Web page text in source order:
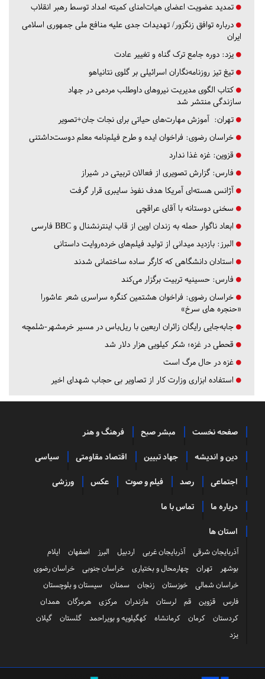
تمدید عضویت اعضای هیات‌امنای کمیته امداد توسط رهبر انقلاب
درباره توافق زنگزور/ تهدیدات جدی علیه منافع ملی جمهوری اسلامی
ایران
یزد: دوره جامع ترک گناه و تغییر عادت
تیغ تیز روزنامه‌نگاران اسرائیلی بر گلوی نتانیاهو
کتاب الگوی مدیریت نیروهای داوطلب مردمی در جهاد
سازندگی منتشر شد
تهران: آموزش مهارت‌های حیاتی برای نجات جان+تصویر
خراسان رضوی: فراخوان ایده و طرح فیلم‌نامه معلم دوست‌داشتنی
قزوین: غزه غذا ندارد
فارس: گزارش تصویری از فعالان تربیتی در شیراز
آژانس هسته‌ای آمریکا هدف نفوذ سایبری قرار گرفت
سخنی دوستانه با آقای عراقچی
ابعاد ناگوار حمله به زندان اوین از قاب اینترنشنال و BBC فارسی
البرز: بازدید میدانی از تولید فیلم‌های خرده‌روایت داستانی
استادان دانشگاهی که کارگر ساده ساختمانی شدند
فارس: حسینیه تربیت برگزار می‌کند
خراسان رضوی: فراخوان هشتمین کنگره سراسری شعر عاشورا
«حنجره های سرخ»
جابه‌جایی رایگان زائران اربعین با ریل‌باس در مسیر خرمشهر-شلمچه
قحطی در غزه؛ شکر کیلویی هزار دلار شد
غزه در حال مرگ است
استفاده ابزاری وزارت کار از تصاویر بی حجاب شهدای اخیر
صفحه نخست مبشر صبح فرهنگ و هنر
دین و اندیشه جهاد تبیین اقتصاد مقاومتی سیاسی
اجتماعی رصد فیلم و صوت عکس ورزشی
درباره ما تماس با ما
استان ها
آذربایجان شرقی آذربایجان غربی اردبیل البرز اصفهان
ایلام
بوشهر
تهران چهارمحال و بختیاری خراسان جنوبی
خراسان رضوی
خراسان شمالی
خوزستان زنجان سمنان
سیستان و بلوچستان
فارس
قزوین قم لرستان مازندران مرکزی هرمزگان
همدان
کردستان
کرمان کرمانشاه کهگیلویه و بویراحمد گلستان
گیلان
یزد